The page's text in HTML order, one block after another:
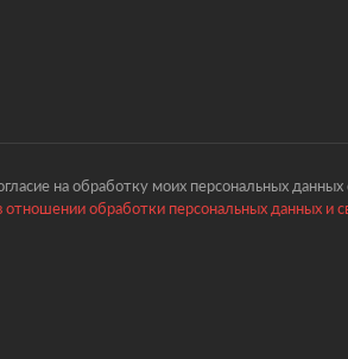
на обработку моих персональных
обработки персональных данных и